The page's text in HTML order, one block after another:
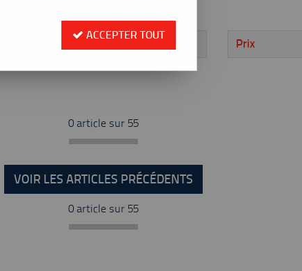
Prix
0 article sur 55
VOIR LES ARTICLES PRÉCÉDENTS
0 article sur 55
ACCEPTER TOUT